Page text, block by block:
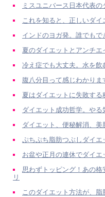
ミスユニバース日本代表
これを知ると、正しいダイ
インドのヨガ発。誰でもで
夏のダイエットとアンチ
冷え症でも大丈夫。水を飲
腹八分目って感じわかりま
夏はダイエットに失敗す
ダイエット成功哲学。や
ダイエット、便秘解消、
ぷちぷち脂肪つぶしダイ
お盆や正月の連休でダイ
思わずトッピング！あの
リ
このダイエット方法が、